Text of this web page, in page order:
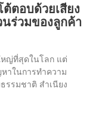
ตอบด้วยเสียง
ร่วมของลูกค้า
ญ่ที่สุดในโลก แต่
าในการทำความ
รรมชาติ สำเนียง